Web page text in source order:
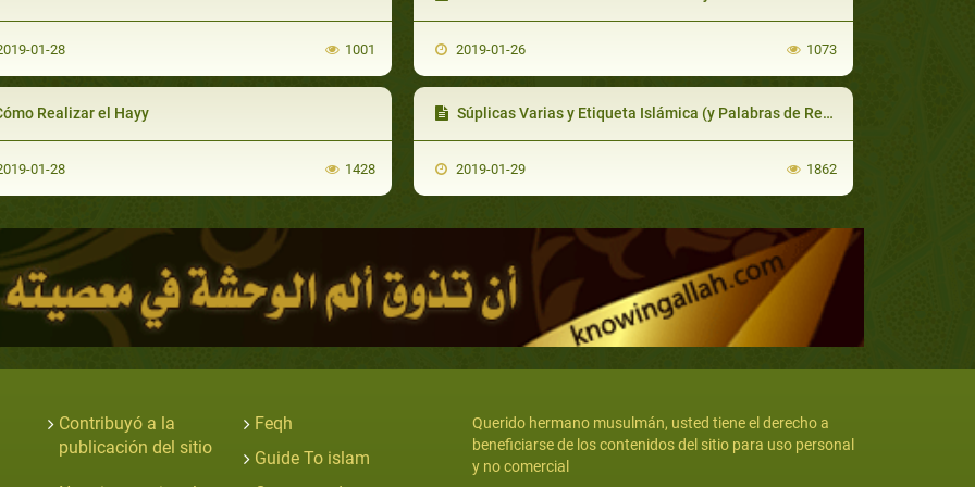
01-28 1001 2019-01-26 1073
Realizar el Hayy
01-28 1428
Súplicas Varias y Etiqueta Islámica (y Palabras de Recuerdo)
2019-01-29 1862
Contribuyó a la
publicación del sitio
Feqh
Guide To islam
Querido hermano musulmán, usted tiene el derecho a
beneficiarse de los contenidos del sitio para uso personal
y no comercial